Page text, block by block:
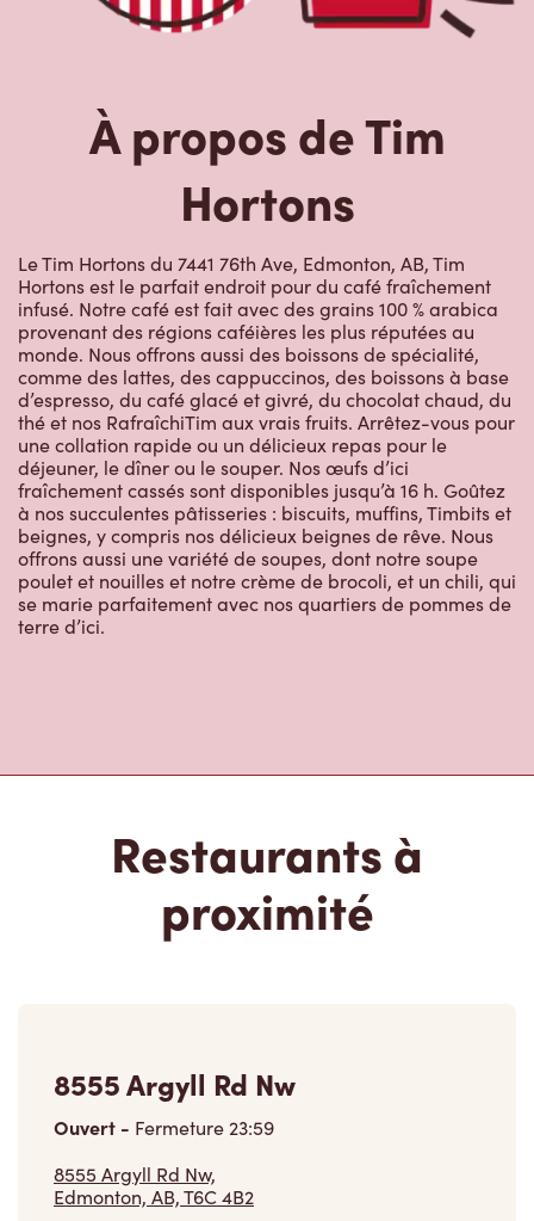
À propos de Tim
Hortons
Le Tim Hortons du 7441 76th Ave, Edmonton, AB, Tim
Hortons est le parfait endroit pour du café fraîchement
infusé. Notre café est fait avec des grains 100 % arabica
provenant des régions caféières les plus réputées au
monde. Nous offrons aussi des boissons de spécialité,
comme des lattes, des cappuccinos, des boissons à base
d’espresso, du café glacé et givré, du chocolat chaud, du
thé et nos RafraîchiTim aux vrais fruits. Arrêtez-vous pour
une collation rapide ou un délicieux repas pour le
déjeuner, le dîner ou le souper. Nos œufs d’ici
fraîchement cassés sont disponibles jusqu’à 16 h. Goûtez
à nos succulentes pâtisseries : biscuits, muffins, Timbits et
beignes, y compris nos délicieux beignes de rêve. Nous
offrons aussi une variété de soupes, dont notre soupe
poulet et nouilles et notre crème de brocoli, et un chili, qui
se marie parfaitement avec nos quartiers de pommes de
terre d’ici.
Restaurants à
proximité
8555 Argyll Rd Nw
Ouvert - Fermeture23:59
8555 Argyll Rd Nw,
Edmonton, AB, T6C 4B2